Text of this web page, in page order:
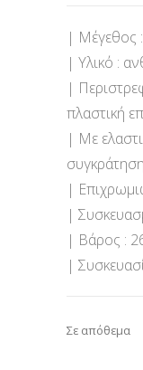
| Μέγεθος
| Υλικό :
|
πλαστική
| Με
|
|
| Βάρος :
|
Σε απόθεμα